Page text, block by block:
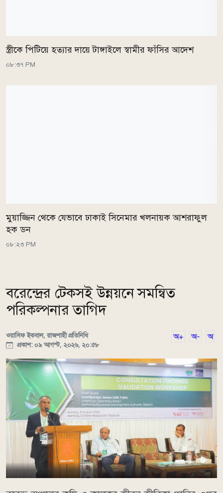
স্ত্রীকে পিটিয়ে হত্যার দায়ে টাঙ্গাইলে স্বামীর ফাঁসির আদেশ
০৮:৩৭ PM
মুয়াজ্জিন থেকে যেভাবে ঢাকাই সিনেমার খলনায়ক আশরাফুল
হক ডন
০৮:২৩ PM
বরেন্দ্রের টেকসই উন্নয়নে সমন্বিত
পরিকল্পনার তাগিদ
ওয়াসিফ ইকবাল, রাজশাহী প্রতিনিধি
প্রকাশ: ০৯ আগস্ট, ২০২৬, ২০:৫৮
অ+ অ- অ